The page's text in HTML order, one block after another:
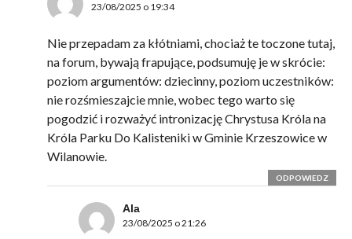
23/08/2025 o 19:34
Nie przepadam za kłótniami, chociaż te toczone tutaj,
na forum, bywają frapujące, podsumuję je w skrócie:
poziom argumentów: dziecinny, poziom uczestników:
nie rozśmieszajcie mnie, wobec tego warto się
pogodzić i rozważyć intronizację Chrystusa Króla na
Króla Parku Do Kalisteniki w Gminie Krzeszowice w
Wilanowie.
ODPOWIEDZ
Ala
23/08/2025 o 21:26